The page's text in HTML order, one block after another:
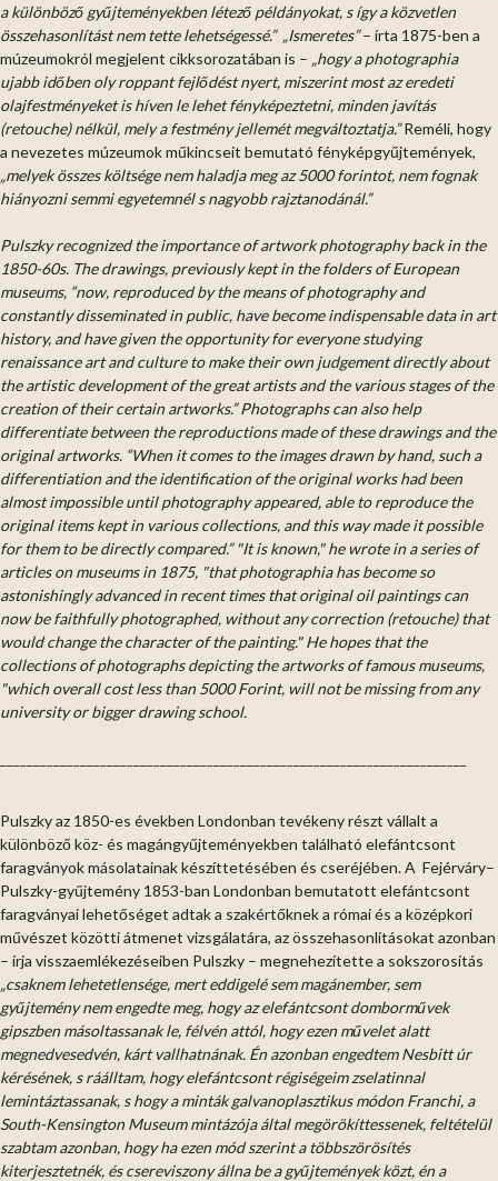
a különböző gyűjteményekben létező példányokat, s így a közvetlen
összehasonlítást nem tette lehetségessé.” „Ismeretes”– írta 1875-ben a
múzeumokról megjelent cikksorozatában is – „hogy a photographia
ujabb időben oly roppant fejlődést nyert, miszerint most az eredeti
olajfestményeket is híven le lehet fényképeztetni, minden javítás
(retouche) nélkül, mely a festmény jellemét megváltoztatja.”Reméli, hogy
a nevezetes múzeumok műkincseit bemutató fényképgyűjtemények,
„melyek összes költsége nem haladja meg az 5000 forintot, nem fognak
hiányozni semmi egyetemnél s nagyobb rajztanodánál.”
Pulszky recognized the importance of artwork photography back in the
1850-60s. The drawings, previously kept in the folders of European
museums, “now, reproduced by the means of photography and
constantly disseminated in public, have become indispensable data in art
history, and have given the opportunity for everyone studying
renaissance art and culture to make their own judgement directly about
the artistic development of the great artists and the various stages of the
creation of their certain artworks.” Photographs can also help
differentiate between the reproductions made of these drawings and the
original artworks. “When it comes to the images drawn by hand, such a
differentiation and the identification of the original works had been
almost impossible until photography appeared, able to reproduce the
original items kept in various collections, and this way made it possible
for them to be directly compared.” "It is known," he wrote in a series of
articles on museums in 1875, "that photographia has become so
astonishingly advanced in recent times that original oil paintings can
now be faithfully photographed, without any correction (retouche) that
would change the character of the painting." He hopes that the
collections of photographs depicting the artworks of famous museums,
"which overall cost less than 5000 Forint, will not be missing from any
university or bigger drawing school.
Pulszky az 1850-es években Londonban tevékeny részt vállalt a
különböző köz- és magángyűjteményekben található elefántcsont
faragványok másolatainak készíttetésében és cseréjében. A Fejérváry–
Pulszky-gyűjtemény 1853-ban Londonban bemutatott elefántcsont
faragványai lehetőséget adtak a szakértőknek a római és a középkori
művészet közötti átmenet vizsgálatára, az összehasonlításokat azonban
– írja visszaemlékezéseiben Pulszky – megnehezítette a sokszorosítás
„csaknem lehetetlensége, mert eddigelé sem magánember, sem
gyűjtemény nem engedte meg, hogy az elefántcsont domborművek
gipszben másoltassanak le, félvén attól, hogy ezen művelet alatt
megnedvesedvén, kárt vallhatnának. Én azonban engedtem Nesbitt úr
kérésének, s ráálltam, hogy elefántcsont régiségeim zselatinnal
lemintáztassanak, s hogy a minták galvanoplasztikus módon Franchi, a
South-Kensington Museum mintázója által megörökíttessenek, feltételül
szabtam azonban, hogy ha ezen mód szerint a többszörösítés
kiterjesztetnék, és csereviszony állna be a gyűjtemények közt, én a